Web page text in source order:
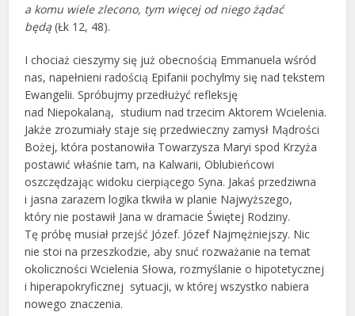
a komu wiele zlecono, tym więcej od niego żądać
będą(Łk 12, 48).
I chociaż cieszymy się już obecnością Emmanuela wśród
nas, napełnieni radością Epifanii pochylmy się nad tekstem
Ewangelii. Spróbujmy przedłużyć refleksję
nad Niepokalaną, studium nad trzecim Aktorem Wcielenia.
Jakże zrozumiały staje się przedwieczny zamysł Mądrości
Bożej, która postanowiła Towarzysza Maryi spod Krzyża
postawić właśnie tam, na Kalwarii, Oblubieńcowi
oszczędzając widoku cierpiącego Syna. Jakaś przedziwna
i jasna zarazem logika tkwiła w planie Najwyższego,
który nie postawił Jana w dramacie Świętej Rodziny.
Tę próbę musiał przejść Józef. Józef Najmężniejszy. Nic
nie stoi na przeszkodzie, aby snuć rozważanie na temat
okoliczności Wcielenia Słowa, rozmyślanie o hipotetycznej
i hiperapokryficznej sytuacji, w której wszystko nabiera
nowego znaczenia.